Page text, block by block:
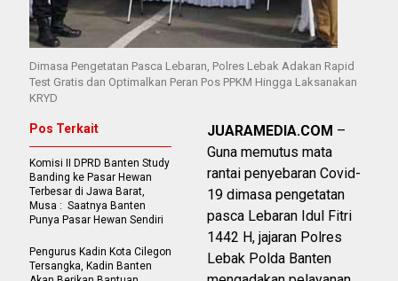
Dimasa Pengetatan Pasca Lebaran, Polres Lebak Adakan Rapid
Test Gratis dan Optimalkan Peran Pos PPKM Hingga Laksanakan
KRYD
JUARAMEDIA.COM –
Guna memutus mata
rantai penyebaran Covid-
19 dimasa pengetatan
pasca Lebaran Idul Fitri
1442 H, jajaran Polres
Lebak Polda Banten
Pos Terkait
Komisi II DPRD Banten Study
Banding ke Pasar Hewan
Terbesar di Jawa Barat,
Musa : Saatnya Banten
Punya Pasar Hewan Sendiri
Pengurus Kadin Kota Cilegon
Tersangka, Kadin Banten